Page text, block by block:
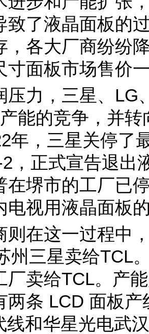
致了液晶面板的
，各大厂商纷纷
寸面板市场售价
压力，三星、LG
能的竞争，并
年，三星关停了
，正式宣告退出
在堺市的工厂已
电视用液晶面板
则在这一过程中
州三星卖给TCL
厂卖给TCL。产
两条 LCD 面板
线和华星光电武